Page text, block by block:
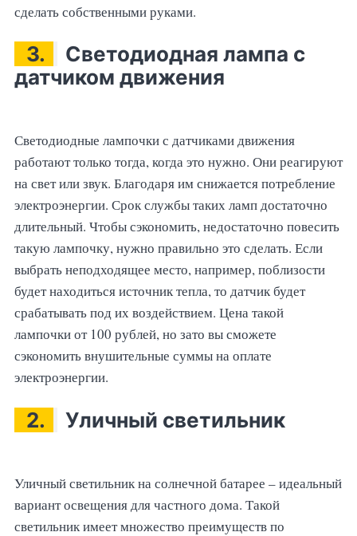
сделать собственными руками.
3.
Светодиодная лампа с
датчиком движения
Светодиодные лампочки с датчиками движения
работают только тогда, когда это нужно. Они реагируют
на свет или звук. Благодаря им снижается потребление
электроэнергии. Срок службы таких ламп достаточно
длительный. Чтобы сэкономить, недостаточно повесить
такую лампочку, нужно правильно это сделать. Если
выбрать неподходящее место, например, поблизости
будет находиться источник тепла, то датчик будет
срабатывать под их воздействием. Цена такой
лампочки от 100 рублей, но зато вы сможете
сэкономить внушительные суммы на оплате
электроэнергии.
2. Уличный светильник
Уличный светильник на солнечной батарее – идеальный
вариант освещения для частного дома. Такой
светильник имеет множество преимуществ по